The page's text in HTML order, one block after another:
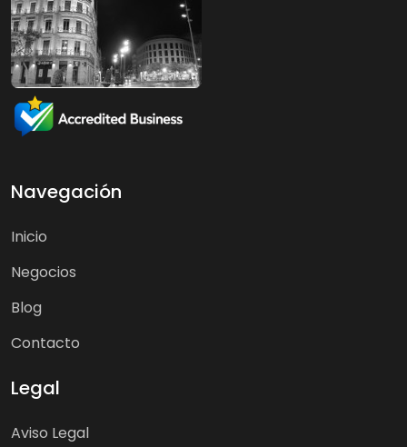
Navegación
Inicio
Negocios
Blog
Contacto
Legal
Aviso Legal